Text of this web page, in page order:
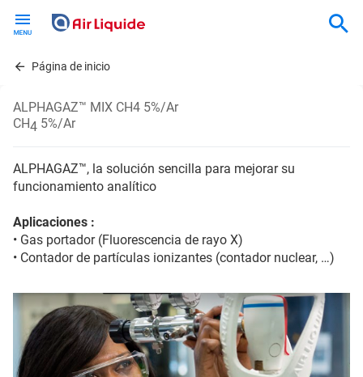
contentPágina de inicio
ALPHAGAZ™ MIX CH4 5%/Ar
CH4 5%/Ar
ALPHAGAZ™, la solución sencilla para mejorar su
funcionamiento analítico
Aplicaciones :
• Gas portador (Fluorescencia de rayo X)
• Contador de partículas ionizantes (contador nuclear, …)